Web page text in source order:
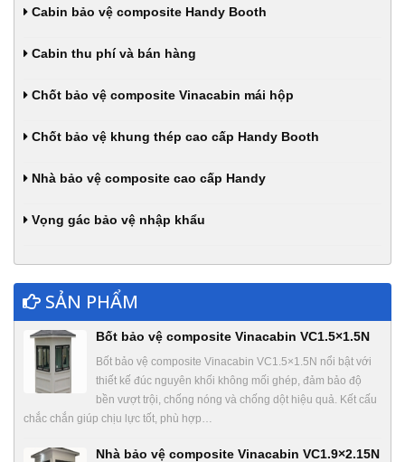
Cabin bảo vệ composite Handy Booth
Cabin thu phí và bán hàng
Chốt bảo vệ composite Vinacabin mái hộp
Chốt bảo vệ khung thép cao cấp Handy Booth
Nhà bảo vệ composite cao cấp Handy
Vọng gác bảo vệ nhập khẩu
SẢN PHẨM
Bốt bảo vệ composite Vinacabin VC1.5×1.5N
Bốt bảo vệ composite Vinacabin VC1.5×1.5N nổi bật với
thiết kế đúc nguyên khối không mối ghép, đảm bảo độ
bền vượt trội, chống nóng và chống dột hiệu quả. Kết cấu
chắc chắn giúp chịu lực tốt, phù hợp…
Nhà bảo vệ composite Vinacabin VC1.9×2.15N